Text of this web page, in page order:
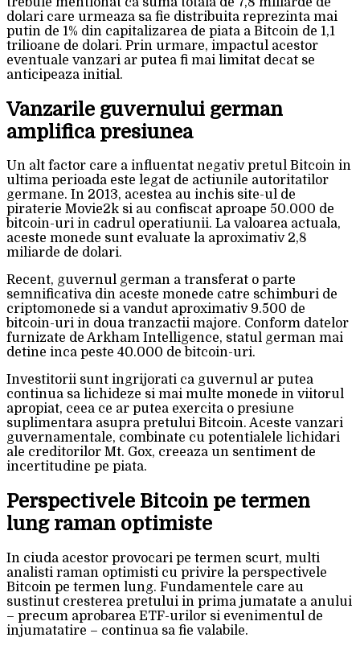
dolari care urmeaza sa fie distribuita reprezinta mai
putin de 1% din capitalizarea de piata a Bitcoin de 1,1
trilioane de dolari. Prin urmare, impactul acestor
eventuale vanzari ar putea fi mai limitat decat se
anticipeaza initial.
Vanzarile guvernului german
amplifica presiunea
Un alt factor care a influentat negativ pretul Bitcoin in
ultima perioada este legat de actiunile autoritatilor
germane. In 2013, acestea au inchis site-ul de
piraterie Movie2k si au confiscat aproape 50.000 de
bitcoin-uri in cadrul operatiunii. La valoarea actuala,
aceste monede sunt evaluate la aproximativ 2,8
miliarde de dolari.
Recent, guvernul german a transferat o parte
semnificativa din aceste monede catre schimburi de
criptomonede si a vandut aproximativ 9.500 de
bitcoin-uri in doua tranzactii majore. Conform datelor
furnizate de Arkham Intelligence, statul german mai
detine inca peste 40.000 de bitcoin-uri.
Investitorii sunt ingrijorati ca guvernul ar putea
continua sa lichideze si mai multe monede in viitorul
apropiat, ceea ce ar putea exercita o presiune
suplimentara asupra pretului Bitcoin. Aceste vanzari
guvernamentale, combinate cu potentialele lichidari
ale creditorilor Mt. Gox, creeaza un sentiment de
incertitudine pe piata.
Perspectivele Bitcoin pe termen
lung raman optimiste
In ciuda acestor provocari pe termen scurt, multi
analisti raman optimisti cu privire la perspectivele
Bitcoin pe termen lung. Fundamentele care au
sustinut cresterea pretului in prima jumatate a anului
– precum aprobarea ETF-urilor si evenimentul de
injumatatire – continua sa fie valabile.